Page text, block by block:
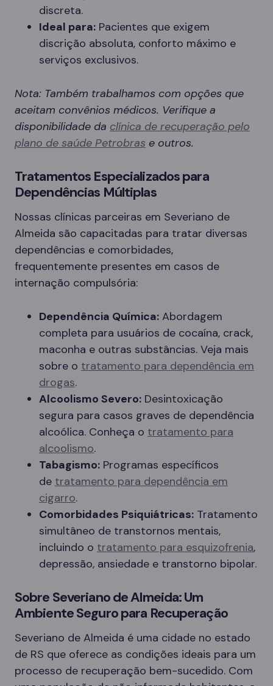
discreta.
Ideal para: Pacientes que exigem
discrição absoluta, conforto máximo e
serviços exclusivos.
Nota: Também trabalhamos com opções que
aceitam convênios médicos. Verifique a
disponibilidade da clínica de recuperação pelo
plano de saúde Petrobras e outros.
Tratamentos Especializados para
Dependências Múltiplas
Nossas clínicas parceiras em Severiano de
Almeida são capacitadas para tratar diversas
dependências e comorbidades,
frequentemente presentes em casos de
internação compulsória:
Dependência Química: Abordagem
completa para usuários de cocaína, crack,
maconha e outras substâncias. Veja mais
sobre o tratamento para dependência em
drogas.
Alcoolismo Severo: Desintoxicação
segura para casos graves de dependência
alcoólica. Conheça o tratamento para
alcoolismo.
Tabagismo: Programas específicos
de tratamento para dependência em
cigarro.
Comorbidades Psiquiátricas: Tratamento
simultâneo de transtornos mentais,
incluindo o tratamento para esquizofrenia,
depressão, ansiedade e transtorno bipolar.
Sobre Severiano de Almeida: Um
Ambiente Seguro para Recuperação
Severiano de Almeida é uma cidade no estado
de RS que oferece as condições ideais para um
processo de recuperação bem-sucedido. Com